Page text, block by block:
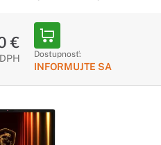
€
Dostupnosť:
INFORMUJTE SA